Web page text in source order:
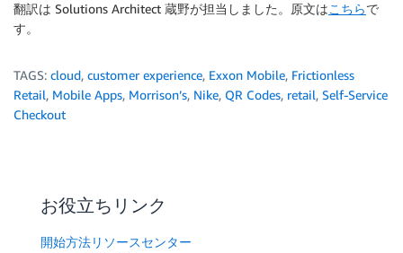
翻訳は Solutions Architect 蔵野が担当しました。原文はこちらで
す。
TAGS: cloud, customer experience, Exxon Mobile, Frictionless
Retail, Mobile Apps, Morrison’s, Nike, QR Codes, retail, Self-Service
Checkout
お役立ちリンク
開始方法リソースセンター